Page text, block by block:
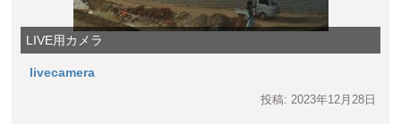
LIVE用カメラ
livecamera
投稿: 2023年12月28日